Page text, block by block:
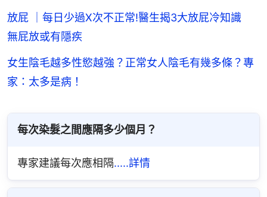
放屁 ｜每日少過X次不正常!醫生揭3大放屁冷知識
無屁放或有隱疾
女生陰毛越多性慾越強？正常女人陰毛有幾多條？專
家：太多是病！
每次染髮之間應隔多少個月？
專家建議每次應相隔.....詳情